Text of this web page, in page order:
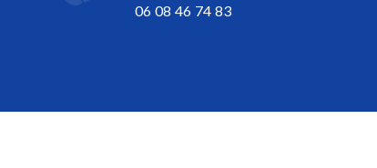
06 08 46 74 83